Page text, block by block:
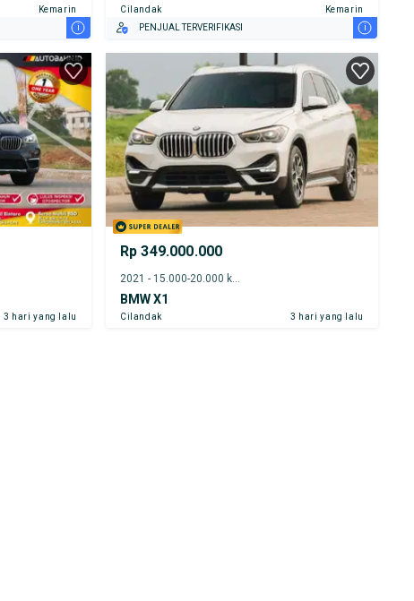
Kemarin
i
Cilandak
Kemarin
PENJUAL TERVERIFIKASI
i
3 hari yang lalu
Rp 349.000.000
2021 - 15.000-20.000 km
BMW X1
Cilandak 3 hari yang lalu